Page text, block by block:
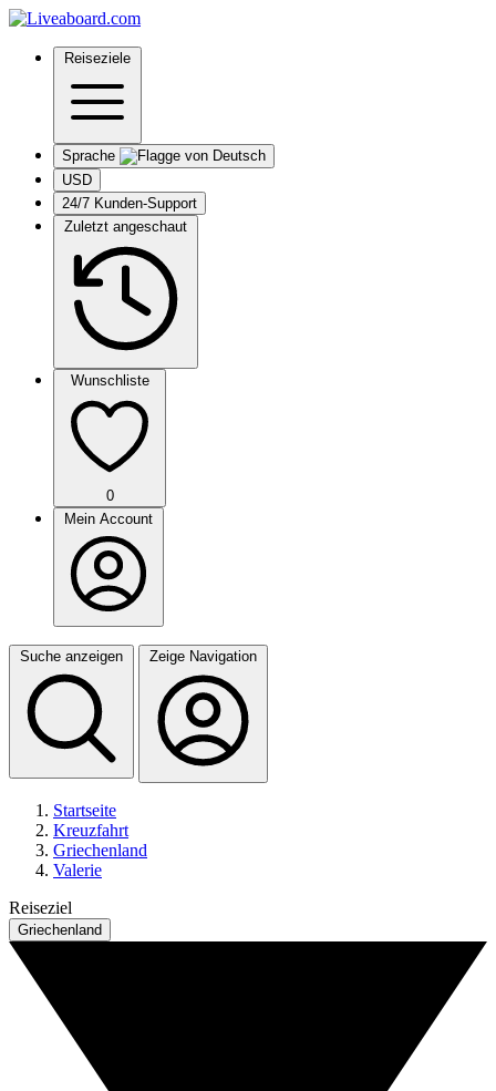
Reiseziele
Sprache
USD
24/7 Kunden-Support
Zuletzt angeschaut
Wunschliste
0
Mein Account
Suche anzeigen Zeige Navigation
Startseite
Kreuzfahrt
Griechenland
Valerie
Reiseziel
Griechenland